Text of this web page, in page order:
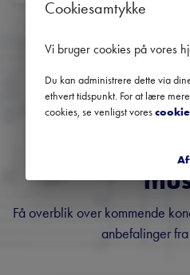
Ingen
Brug datofilteret for at
Få overblik over kommende
anbefalinger
Cookiesamtykke
Vi bruger cookies på vores
Du kan administrere dette via
ethvert tidspunkt. For at lære
cookies, se venligst vores